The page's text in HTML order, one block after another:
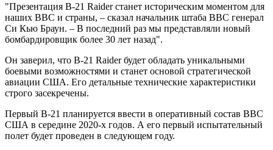
"Презентация B-21 Raider станет историческим моментом для
наших ВВС и страны, – сказал начальник штаба ВВС генерал
Си Кью Браун. – В последний раз мы представляли новый
бомбардировщик более 30 лет назад".
Он заверил, что B-21 Raider будет обладать уникальными
боевыми возможностями и станет основой стратегической
авиации США. Его детальные технические характеристики
строго засекречены.
Первый B-21 планируется ввести в оперативный состав ВВС
США в середине 2020-х годов. А его первый испытательный
полет будет проведен в следующем году.